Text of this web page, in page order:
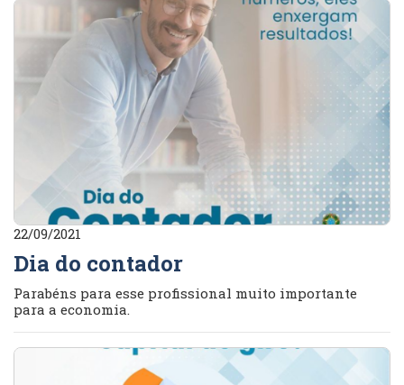
22/09/2021
Dia do contador
Parabéns para esse profissional muito importante
para a economia.